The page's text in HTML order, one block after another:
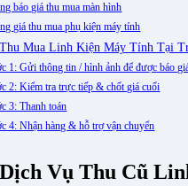
báo giá thu mua màn hình
giá thu mua phụ kiện máy tính
Mua Linh Kiện Máy Tính Tại
1: Gửi thông tin / hình ảnh để được báo
2: Kiểm tra trực tiếp & chốt giá cuối
3: Thanh toán
4: Nhận hàng & hỗ trợ vận chuyển
Vụ Thu Cũ